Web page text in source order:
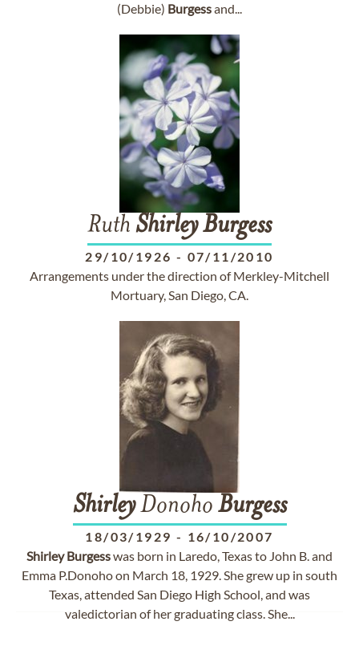
(Debbie) Burgessand...
Ruth ShirleyBurgess
29/10/1926 - 07/11/2010
Arrangements under the direction of Merkley-Mitchell
Mortuary, San Diego, CA.
ShirleyDonoho Burgess
18/03/1929 - 16/10/2007
Shirley Burgesswas born in Laredo, Texas to John B. and
Emma P.Donoho on March 18, 1929. She grew up in south
Texas, attended San Diego High School, and was
valedictorian of her graduating class. She...